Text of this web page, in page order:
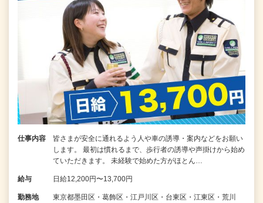
仕事内容
皆さまが安全に通れるよう人や車の誘導・案内などをお願い
します。 最初は慣れるまで、歩行者の誘導や声掛けから始め
ていただきます。 未経験で始めた方がほとん…
給与 日給12,200円〜13,700円
勤務地
東京都墨田区・葛飾区・江戸川区・台東区・江東区・荒川